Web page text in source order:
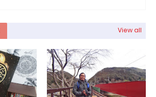
View all